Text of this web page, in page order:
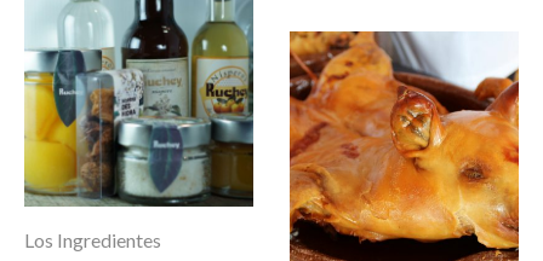
Los Ingredientes